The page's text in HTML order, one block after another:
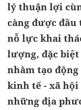
lý thuận lợi
càng được đầu
nỗ lực khai
lượng, đặc
nhằm tạo
kinh tế - xã
những địa